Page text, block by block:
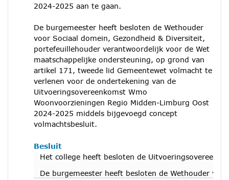
2024-2025 aan te gaan.
De burgemeester heeft besloten de Wethouder
voor Sociaal domein, Gezondheid & Diversiteit,
portefeuillehouder verantwoordelijk voor de Wet
maatschappelijke ondersteuning, op grond van
artikel 171, tweede lid Gemeentewet volmacht te
verlenen voor de ondertekening van de
Uitvoeringsovereenkomst Wmo
Woonvoorzieningen Regio Midden-Limburg Oost
2024-2025 middels bijgevoegd concept
volmachtsbesluit.
Besluit
Het college heeft besloten de
De burgemeester heeft besloten de Wethouder